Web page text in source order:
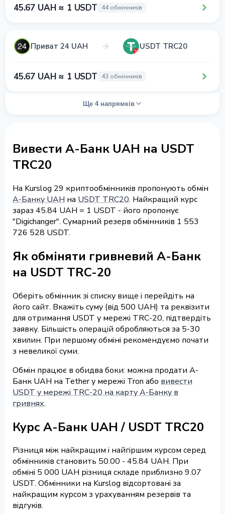
45.67 UAH ≈ 1 USDT 44 обмінників
Приват 24 UAH USDT TRC20
45.67 UAH ≈ 1 USDT 43 обмінників
Ще 4 напрямків
Вивести А-Банк UAH на USDT
TRC20
На Kurslog 29 криптообмінників пропонують обмін
А-Банку UAH на USDT TRC20. Найкращий курс
зараз 45.84 UAH = 1 USDT - його пропонує
"Digichanger". Сумарний резерв обмінників 1 553
726 528 USDT.
Як обміняти гривневий А-Банк
на USDT TRC-20
Оберіть обмінник зі списку вище і перейдіть на
його сайт. Вкажіть суму (від 500 UAH) та реквізити
для отримання USDT у мережі TRC-20, підтвердіть
заявку. Більшість операцій обробляються за 5-30
хвилин. При першому обміні рекомендуємо почати
з невеликої суми.
Обмін працює в обидва боки: можна продати А-
Банк UAH на Tether у мережі Tron або вивести
USDT у мережі TRC-20 на карту А-Банку в
гривнях.
Курс А-Банк UAH / USDT TRC20
Різниця між найкращим і найгіршим курсом серед
обмінників становить 50.00 - 45.84 UAH. При
обміні 5 000 UAH різниця складе приблизно 9.07
USDT. Обмінники на Kurslog відсортовані за
найкращим курсом з урахуванням резервів та
відгуків.